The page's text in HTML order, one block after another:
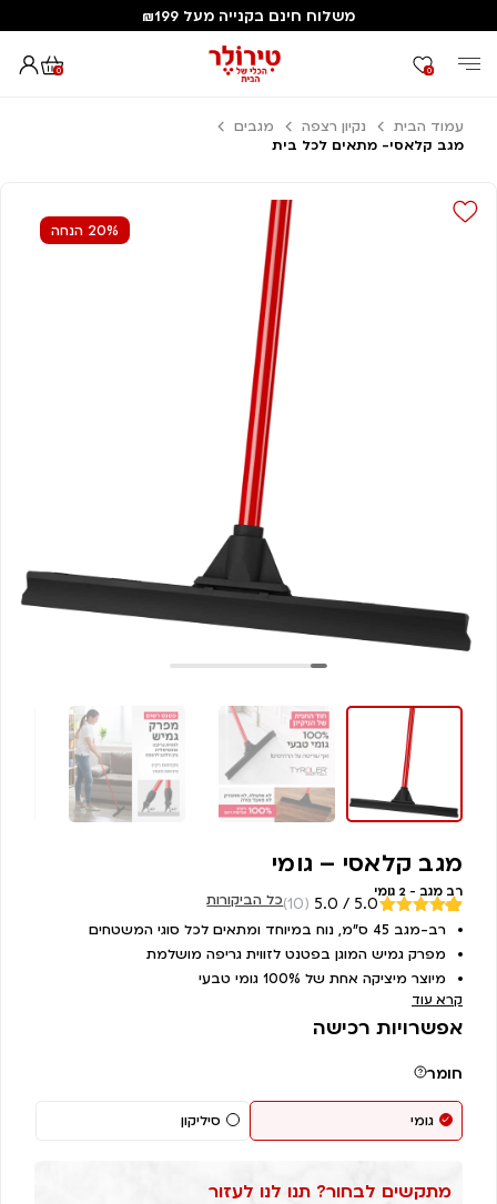
משלוח חינם בקנייה מעל ₪199
0 0
עמוד הבית נקיון רצפה
מגבים
מגב קלאסי- מתאים לכל בית
20% הנחה
מגב קלאסי – גומי
רב מגב - 2 גומי
מדורגים
5 מבוסס על
10
דירוגים של
5.0 / 5.0
(10)
כל הביקורות
רב-מגב 45 ס”מ, נוח במיוחד ומתאים לכל סוגי המשטחים
מפרק גמיש המוגן בפטנט לזווית גריפה מושלמת
מיוצר מיציקה אחת של 100% גומי טבעי
קרא עוד
אפשרויות רכישה
חומר
גומי סיליקון
מתקשים לבחור? תנו לנו לעזור